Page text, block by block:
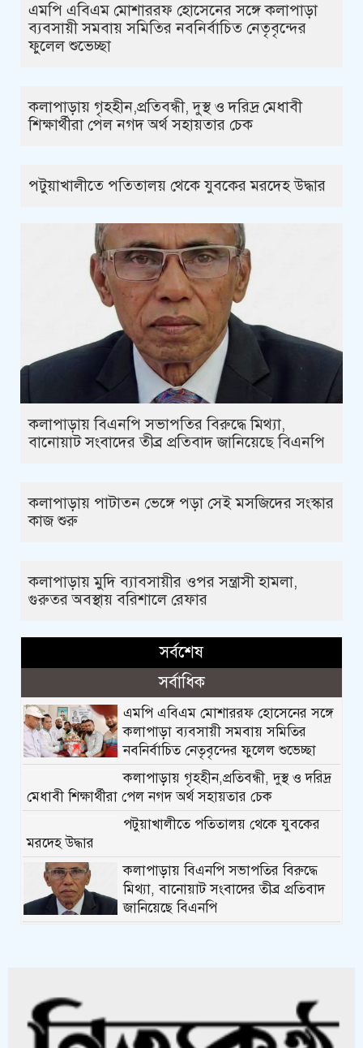
এমপি এবিএম মোশাররফ হোসেনের সঙ্গে কলাপাড়া
ব্যবসায়ী সমবায় সমিতির নবনির্বাচিত নেতৃবৃন্দের
ফুলেল শুভেচ্ছা
কলাপাড়ায় গৃহহীন,প্রতিবন্ধী, দুস্থ ও দরিদ্র মেধাবী
শিক্ষার্থীরা পেল নগদ অর্থ সহায়তার চেক
পটুয়াখালীতে পতিতালয় থেকে যুবকের মরদেহ উদ্ধার
কলাপাড়ায় বিএনপি সভাপতির বিরুদ্ধে মিথ্যা,
বানোয়াট সংবাদের তীব্র প্রতিবাদ জানিয়েছে বিএনপি
কলাপাড়ায় পাটাতন ভেঙ্গে পড়া সেই মসজিদের সংস্কার
কাজ শুরু
কলাপাড়ায় মুদি ব্যাবসায়ীর ওপর সন্ত্রাসী হামলা,
গুরুতর অবস্থায় বরিশালে রেফার
সর্বশেষ
সর্বাধিক
এমপি এবিএম মোশাররফ হোসেনের সঙ্গে
কলাপাড়া ব্যবসায়ী সমবায় সমিতির
নবনির্বাচিত নেতৃবৃন্দের ফুলেল শুভেচ্ছা
কলাপাড়ায় গৃহহীন,প্রতিবন্ধী, দুস্থ ও দরিদ্র
মেধাবী শিক্ষার্থীরা পেল নগদ অর্থ সহায়তার চেক
পটুয়াখালীতে পতিতালয় থেকে যুবকের
মরদেহ উদ্ধার
কলাপাড়ায় বিএনপি সভাপতির বিরুদ্ধে
মিথ্যা, বানোয়াট সংবাদের তীব্র প্রতিবাদ
জানিয়েছে বিএনপি
হামলা, গুরুতর অবস্থায় বরিশালে রেফার
কলাপাড়ায় জমি নিয়ে হয়রানির অভিযোগে